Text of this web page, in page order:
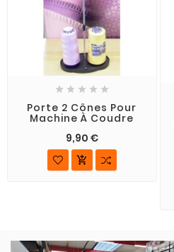
    
Porte 2 Cônes Pour
Machine À Coudre
9,90 €
